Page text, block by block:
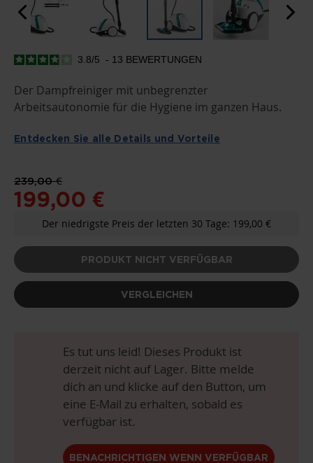
ZUM
DER
BILDGALERIE
SPRINGEN
3.8/5 - 13 BEWERTUNGEN
Der Dampfreiniger mit unbegrenzter
Arbeitsautonomie für die Hygiene im ganzen Haus.
Entdecken Sie alle Details und Vorteile
199,00 €
239,00 €
Der niedrigste Preis der letzten 30 Tage: 199,00 €
PRODUKT NICHT VERFÜGBAR
VERGLEICHEN
Es tut uns leid! Dieses Produkt ist
derzeit nicht auf Lager. Bitte melde
dich an und klicke auf den Button, um
eine E-Mail zu erhalten, sobald es
verfügbar ist.
BENACHRICHTIGEN WENN VERFÜGBAR